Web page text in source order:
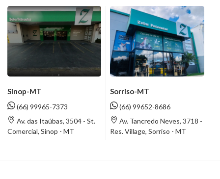
Sinop-MT
(66) 99965-7373
Av. das Itaúbas, 3504 - St.
Comercial, Sinop - MT
Sorriso-MT
(66) 99652-8686
Av. Tancredo Neves, 3718 -
Res. Village, Sorriso - MT